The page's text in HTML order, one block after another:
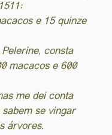
e 15 quinze
consta
macacos e 600
me dei conta
se vingar
árvores.